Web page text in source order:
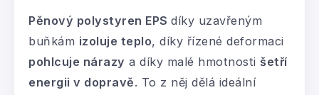
Pěnový polystyren EPS díky uzavřeným
buňkám izoluje teplo, díky řízené deformaci
pohlcuje nárazy a díky malé hmotnosti šetří
energii v dopravě. To z něj dělá ideální